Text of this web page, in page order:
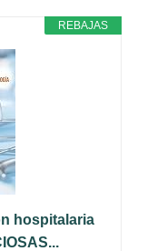
REBAJAS
hospitalaria